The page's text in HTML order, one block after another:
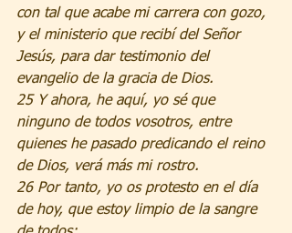
con tal que acabe mi carrera con gozo,
y el ministerio que recibí del Señor
Jesús, para dar testimonio del
evangelio de la gracia de Dios.
25 Y ahora, he aquí, yo sé que
ninguno de todos vosotros, entre
quienes he pasado predicando el reino
de Dios, verá más mi rostro.
26 Por tanto, yo os protesto en el día
de hoy, que estoy limpio de la sangre